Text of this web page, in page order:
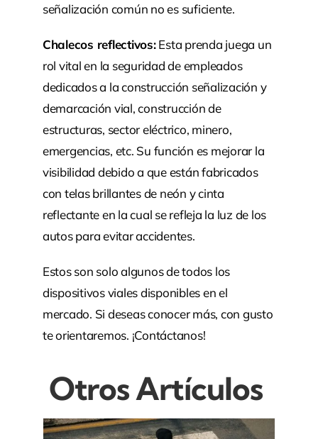
señalización común no es suficiente.
Chalecos reflectivos:Esta prenda juega un
rol vital en la seguridad de empleados
dedicados a la construcción señalización y
demarcación vial, construcción de
estructuras, sector eléctrico, minero,
emergencias, etc. Su función es mejorar la
visibilidad debido a que están fabricados
con telas brillantes de neón y cinta
reflectante en la cual se refleja la luz de los
autos para evitar accidentes.
Estos son solo algunos de todos los
dispositivos viales disponibles en el
mercado. Si deseas conocer más, con gusto
te orientaremos. ¡Contáctanos!
Otros Artículos